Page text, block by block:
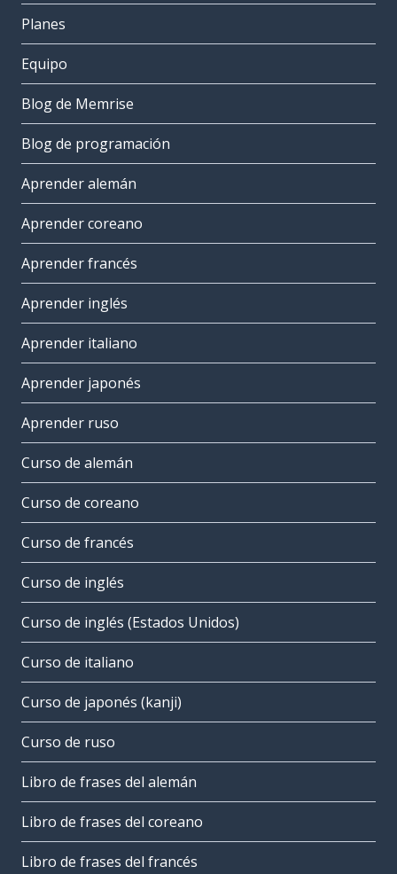
Planes
Equipo
Blog de Memrise
Blog de programación
Aprender alemán
Aprender coreano
Aprender francés
Aprender inglés
Aprender italiano
Aprender japonés
Aprender ruso
Curso de alemán
Curso de coreano
Curso de francés
Curso de inglés
Curso de inglés (Estados Unidos)
Curso de italiano
Curso de japonés (kanji)
Curso de ruso
Libro de frases del alemán
Libro de frases del coreano
Libro de frases del francés